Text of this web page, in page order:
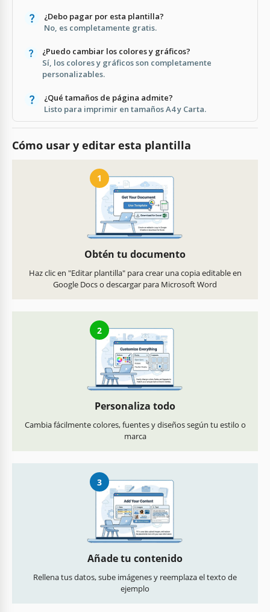
¿Debo pagar por esta plantilla?
No, es completamente gratis.
¿Puedo cambiar los colores y gráficos?
Sí, los colores y gráficos son completamente
personalizables.
¿Qué tamaños de página admite?
Listo para imprimir en tamaños A4 y Carta.
Cómo usar y editar esta plantilla
1
Obtén tu documento
Haz clic en "Editar plantilla" para crear una copia editable en
Google Docs o descargar para Microsoft Word
2
Personaliza todo
Cambia fácilmente colores, fuentes y diseños según tu estilo o
marca
3
Añade tu contenido
Rellena tus datos, sube imágenes y reemplaza el texto de
ejemplo